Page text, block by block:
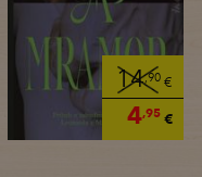
14,90€
4,95€